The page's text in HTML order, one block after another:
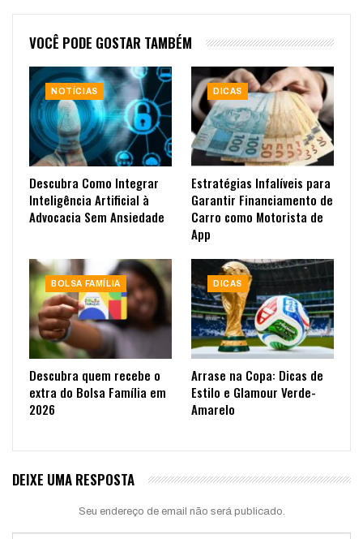
VOCÊ PODE GOSTAR TAMBÉM
NOTÍCIAS
Descubra Como Integrar
Inteligência Artificial à
Advocacia Sem Ansiedade
DICAS
Estratégias Infalíveis para
Garantir Financiamento de
Carro como Motorista de
App
BOLSA FAMÍLIA
Descubra quem recebe o
extra do Bolsa Família em
2026
DICAS
Arrase na Copa: Dicas de
Estilo e Glamour Verde-
Amarelo
DEIXE UMA RESPOSTA
Seu endereço de email não será publicado.